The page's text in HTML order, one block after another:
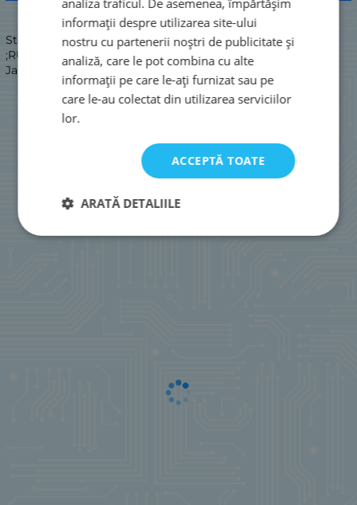
Stare: NOU / NOU
;RUBICON CR-VA JAPONIA;:Fabricat în
Japonia;\n75mm/100mm/150mm (Ø5mm)
informații despre utilizarea site-ului
nostru cu partenerii noștri de publicitate și
analiză, care le pot combina cu alte
informații pe care le-ați furnizat sau pe
care le-au colectat din utilizarea serviciilor
lor.
ACCEPTĂ TOATE
ARATĂ DETALIILE